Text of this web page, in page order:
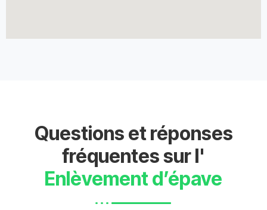
Questions et réponses
fréquentes sur l'
Enlèvement d’épave